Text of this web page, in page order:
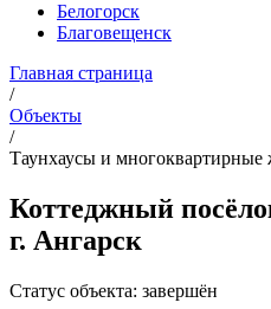
Белогорск
Благовещенск
Главная страница
/
Объекты
/
Таунхаусы и
Коттеджный
г. Ангарск
Статус объекта: завершён